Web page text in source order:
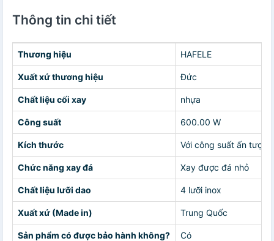
Thông tin chi tiết
Thương hiệu HAFELE
Xuất xứ thương hiệu Đức
Chất liệu cối xay nhựa
Công suất 600.00 W
Kích thước Với công suất ấn
Chức năng xay đá Xay được đá nhỏ
Chất liệu lưỡi dao 4 lưỡi inox
Xuất xứ (Made in) Trung Quốc
Sản phẩm có được bảo hành không? Có